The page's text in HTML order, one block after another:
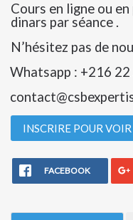
Cours en ligne ou
dinars par séance .
N’hésitez pas de
Whatsapp : +216
INSCRIRE POUR
FACEBOOK